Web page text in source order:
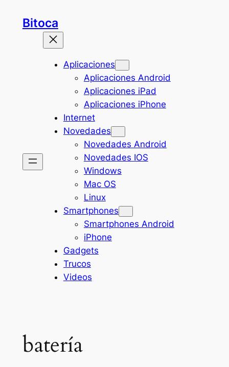
Bitoca
Aplicaciones
Aplicaciones Android
Aplicaciones iPad
Aplicaciones iPhone
Internet
Novedades
Novedades Android
Novedades IOS
Windows
Mac OS
Linux
Smartphones
Smartphones Android
iPhone
Gadgets
Trucos
Videos
batería